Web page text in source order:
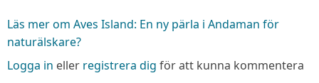
Läs merom Aves Island: En ny pärla i Andaman för
naturälskare?
Logga in eller registrera dig för att kunna kommentera